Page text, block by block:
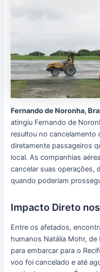
Fernando de Noronha,
atingiu Fernando de
resultou no cancelamento
diretamente passageiros
local. As companhias
cancelar suas operações,
quando poderiam
Impacto Direto
Entre os afetados,
humanos Natália Mohr, de
para embarcar para o
voo foi cancelado e até